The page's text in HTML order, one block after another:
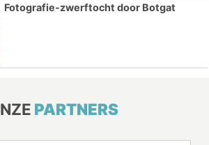
Fotografie-zwerftocht door Botgat
PARTNERS